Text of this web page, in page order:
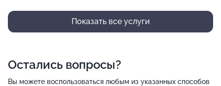
Показать все услуги
Остались вопросы?
Вы можете воспользоваться любым из указанных способов